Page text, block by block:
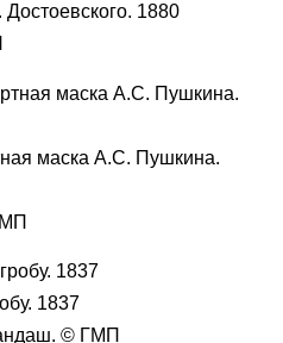
1880
маска А.С. Пушкина.
1837
© ГМП